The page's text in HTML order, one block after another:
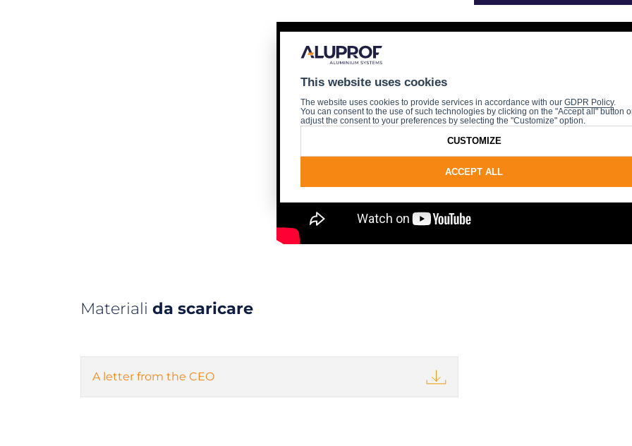
Materiali da scaricare
A letter from the CEO
This website uses cookies
The website uses cookies to provide services in accordance with our GDPR Policy.
You can consent to the use of such technologies by clicking on the "Accept all" button
adjust the consent to your preferences by selecting the "Customize" option.
ACCEPT ALL
CUSTOMIZE